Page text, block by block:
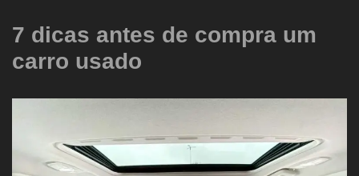
7 dicas antes de compra um
carro usado